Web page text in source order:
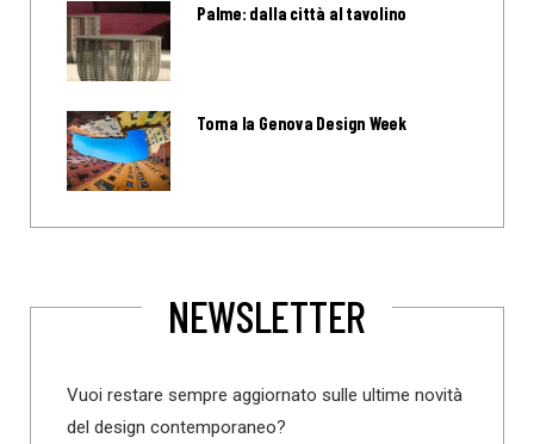
Palme: dalla città al tavolino
Torna la Genova Design Week
NEWSLETTER
Vuoi restare sempre aggiornato sulle ultime novità
del design contemporaneo?